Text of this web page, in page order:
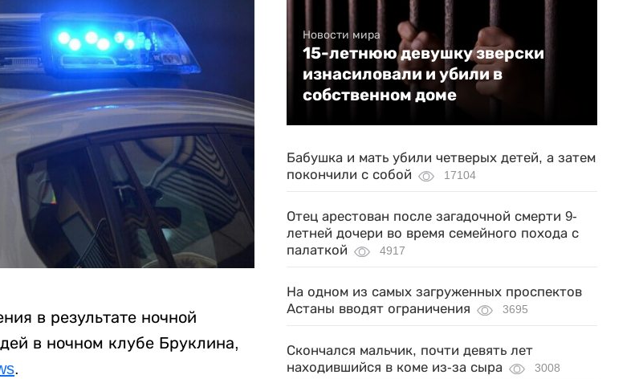
в результате ночной
в ночном клубе Бруклина,
.
Новости мира
15-летнюю девушку зверски
изнасиловали и убили в
собственном доме
Бабушка и мать убили четверых детей, а затем
покончили с собой
17104
Отец арестован после загадочной смерти 9-
летней дочери во время семейного похода с
палаткой
4917
На одном из самых загруженных проспектов
Астаны вводят ограничения
3695
Скончался мальчик, почти девять лет
находившийся в коме из-за сыра
3008